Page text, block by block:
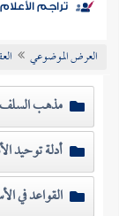
موضوعي
تراجم الأعلام
العرض الموضوعي
مذهب
أدلة توحيد
القواعد في